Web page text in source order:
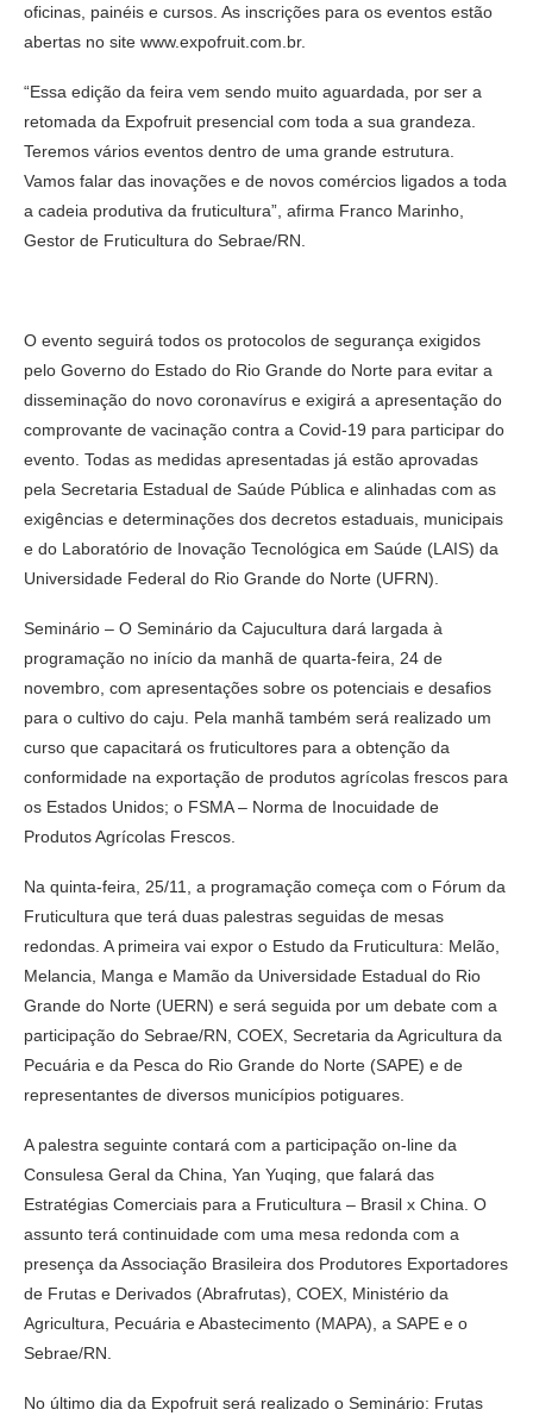
oficinas, painéis e cursos. As inscrições para os eventos estão
abertas no site www.expofruit.com.br.
“Essa edição da feira vem sendo muito aguardada, por ser a
retomada da Expofruit presencial com toda a sua grandeza.
Teremos vários eventos dentro de uma grande estrutura.
Vamos falar das inovações e de novos comércios ligados a toda
a cadeia produtiva da fruticultura”, afirma Franco Marinho,
Gestor de Fruticultura do Sebrae/RN.
O evento seguirá todos os protocolos de segurança exigidos
pelo Governo do Estado do Rio Grande do Norte para evitar a
disseminação do novo coronavírus e exigirá a apresentação do
comprovante de vacinação contra a Covid-19 para participar do
evento. Todas as medidas apresentadas já estão aprovadas
pela Secretaria Estadual de Saúde Pública e alinhadas com as
exigências e determinações dos decretos estaduais, municipais
e do Laboratório de Inovação Tecnológica em Saúde (LAIS) da
Universidade Federal do Rio Grande do Norte (UFRN).
Seminário – O Seminário da Cajucultura dará largada à
programação no início da manhã de quarta-feira, 24 de
novembro, com apresentações sobre os potenciais e desafios
para o cultivo do caju. Pela manhã também será realizado um
curso que capacitará os fruticultores para a obtenção da
conformidade na exportação de produtos agrícolas frescos para
os Estados Unidos; o FSMA – Norma de Inocuidade de
Produtos Agrícolas Frescos.
Na quinta-feira, 25/11, a programação começa com o Fórum da
Fruticultura que terá duas palestras seguidas de mesas
redondas. A primeira vai expor o Estudo da Fruticultura: Melão,
Melancia, Manga e Mamão da Universidade Estadual do Rio
Grande do Norte (UERN) e será seguida por um debate com a
participação do Sebrae/RN, COEX, Secretaria da Agricultura da
Pecuária e da Pesca do Rio Grande do Norte (SAPE) e de
representantes de diversos municípios potiguares.
A palestra seguinte contará com a participação on-line da
Consulesa Geral da China, Yan Yuqing, que falará das
Estratégias Comerciais para a Fruticultura – Brasil x China. O
assunto terá continuidade com uma mesa redonda com a
presença da Associação Brasileira dos Produtores Exportadores
de Frutas e Derivados (Abrafrutas), COEX, Ministério da
Agricultura, Pecuária e Abastecimento (MAPA), a SAPE e o
Sebrae/RN.
No último dia da Expofruit será realizado o Seminário: Frutas